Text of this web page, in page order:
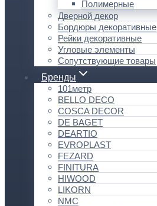
Полимерные
Дверной декор
Бордюры декоративные
Рейки декоративные
Угловые элементы
Сопутствующие товары
Бренды
101метр
BELLO DECO
COSCA DECOR
DE BAGET
DEARTIO
EVROPLAST
FEZARD
FINITURA
HIWOOD
LIKORN
NMC